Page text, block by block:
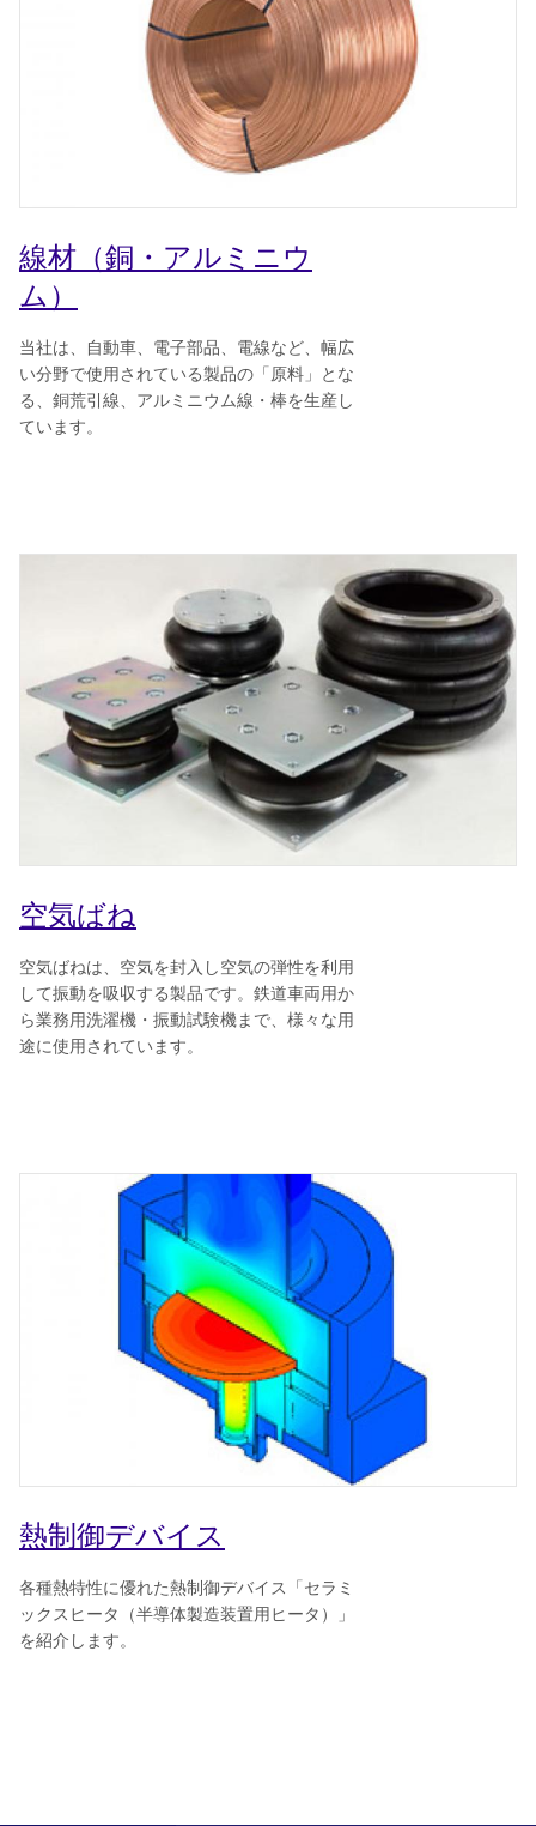
線材（銅・アルミニウ
ム）
当社は、自動車、電子部品、電線など、幅広
い分野で使用されている製品の「原料」とな
る、銅荒引線、アルミニウム線・棒を生産し
ています。
空気ばね
空気ばねは、空気を封入し空気の弾性を利用
して振動を吸収する製品です。鉄道車両用か
ら業務用洗濯機・振動試験機まで、様々な用
途に使用されています。
熱制御デバイス
各種熱特性に優れた熱制御デバイス「セラミ
ックスヒータ（半導体製造装置用ヒータ）」
を紹介します。